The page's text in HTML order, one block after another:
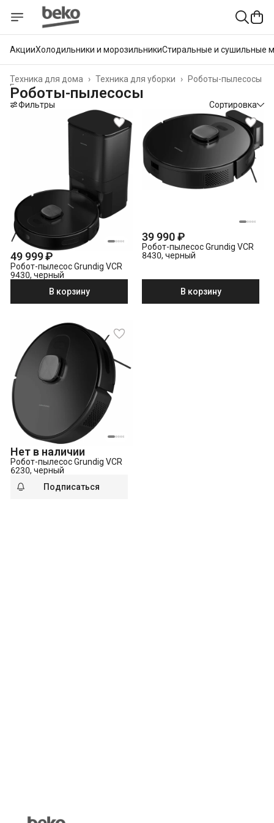
АкцииХолодильники и морозильникиСтиральные и сушильные
Роботы-пылесосы
Техника для уборки ›
Техника для дома
›
Главная
Роботы-пылесосы
Фильтры Сортировка
49 999 ₽
Робот-пылесос Grundig VCR
9430, черный
В корзину
39 990 ₽
Робот-пылесос Grundig VCR
8430, черный
В корзину
Нет в наличии
Робот-пылесос Grundig VCR
6230, черный
Подписаться